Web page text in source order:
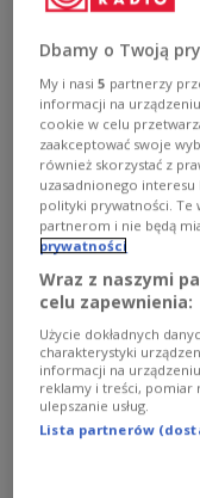
Minister finansów i
Kongresie Finansowym
Strategicznych w Sopocie
– Znajdziemy się
dekad pojawiają
polityczne i
Dbamy o Twoją
My i nasi5 partnerzy
informacji na
cookie w celu
zaakceptować swoje
również skorzystać z
uzasadnionego
polityki prywatności. Te
partnerom i nie będą
prywatności
Wraz z naszymi
celu zapewnienia:
Użycie dokładnych
charakterystyki
informacji na
reklamy i treści, pomiar
ulepszanie usług.
Lista partnerów